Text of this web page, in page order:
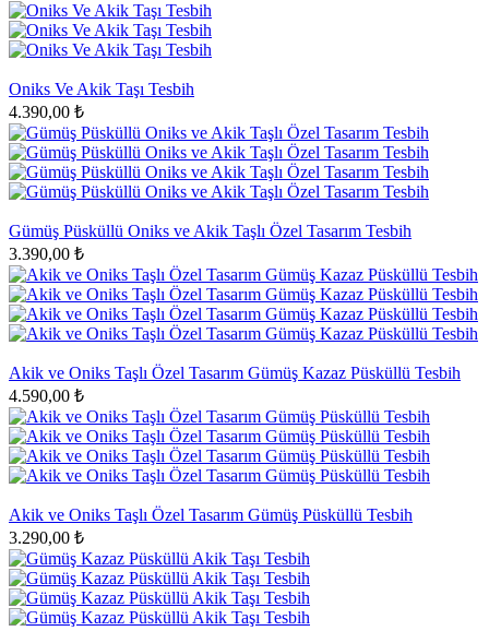
Oniks Ve Akik Taşı Tesbih
4.390,00 ₺
Gümüş Püsküllü Oniks ve Akik Taşlı Özel Tasarım Tesbih
3.390,00 ₺
Akik ve Oniks Taşlı Özel Tasarım Gümüş Kazaz Püsküllü Tesbih
4.590,00 ₺
Akik ve Oniks Taşlı Özel Tasarım Gümüş Püsküllü Tesbih
3.290,00 ₺